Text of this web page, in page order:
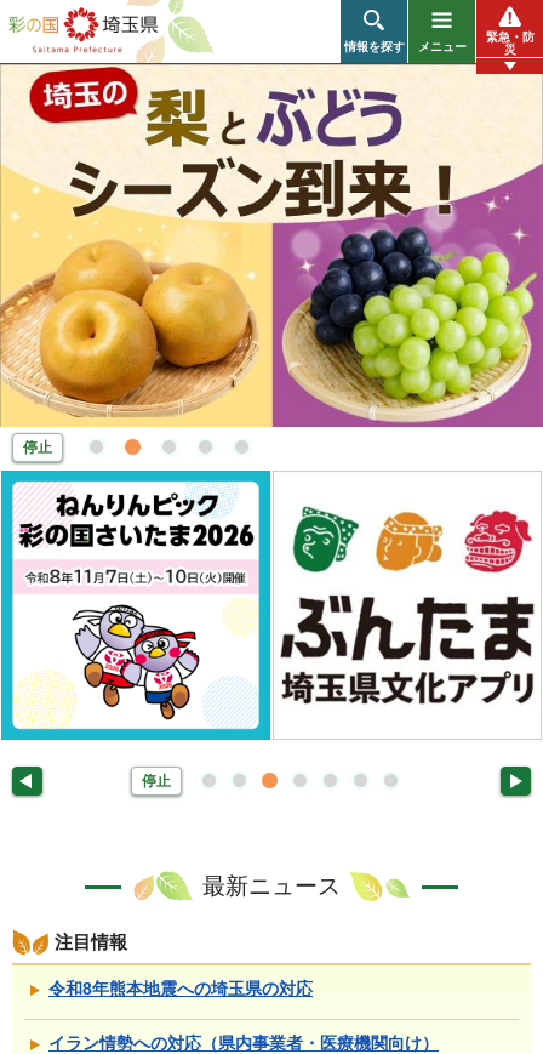
彩の国 埼
玉県
情報を探す メニュー
緊急・防
災
停止
停止
最新ニュース
注目情報
令和8年熊本地震への埼玉県の対応
イラン情勢への対応（県内事業者・医療機関向け）